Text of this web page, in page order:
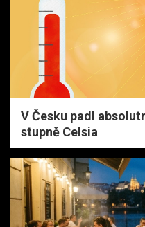
V Česku padl
stupně Celsia